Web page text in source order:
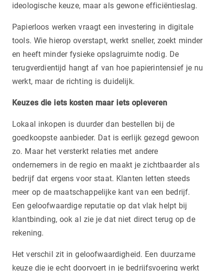
ideologische keuze, maar als gewone efficiëntieslag.
Papierloos werken vraagt een investering in digitale
tools. Wie hierop overstapt, werkt sneller, zoekt minder
en heeft minder fysieke opslagruimte nodig. De
terugverdientijd hangt af van hoe papierintensief je nu
werkt, maar de richting is duidelijk.
Keuzes die iets kosten maar iets opleveren
Lokaal inkopen is duurder dan bestellen bij de
goedkoopste aanbieder. Dat is eerlijk gezegd gewoon
zo. Maar het versterkt relaties met andere
ondernemers in de regio en maakt je zichtbaarder als
bedrijf dat ergens voor staat. Klanten letten steeds
meer op de maatschappelijke kant van een bedrijf.
Een geloofwaardige reputatie op dat vlak helpt bij
klantbinding, ook al zie je dat niet direct terug op de
rekening.
Het verschil zit in geloofwaardigheid. Een duurzame
keuze die je echt doorvoert in je bedrijfsvoering werkt